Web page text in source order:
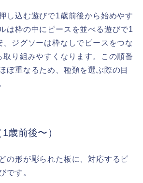
し込む遊びで1歳前後から始めやす
は枠の中にピースを並べる遊びで1
、ジグソーは枠なしでピースをつな
取り組みやすくなります。この順番
ぼ重なるため、種類を選ぶ際の目
歳前後〜）
の形が彫られた板に、対応するピ
です。